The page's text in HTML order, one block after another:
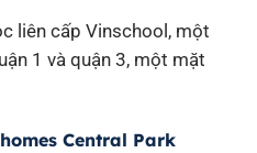
liên cấp Vinschool, một
1 và quận 3, một mặt
Central Park